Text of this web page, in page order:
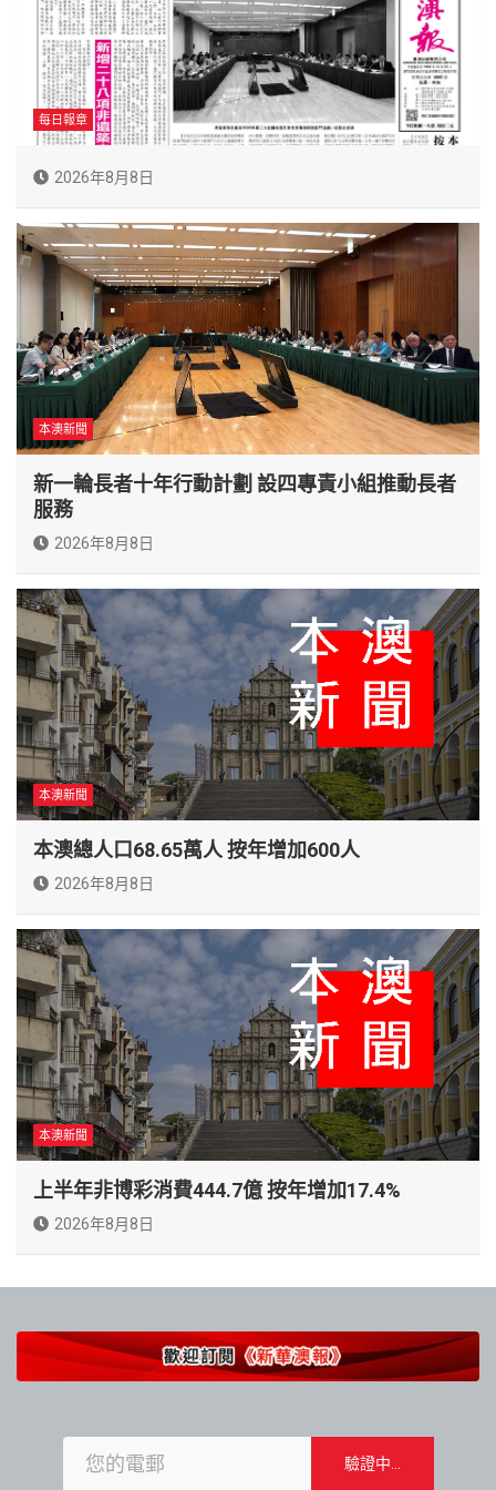
每日報章
2026年8月8日
本澳新聞
新一輪長者十年行動計劃 設四專責小組推動長者
服務
2026年8月8日
本澳新聞
本澳總人口68.65萬人 按年增加600人
2026年8月8日
本澳新聞
上半年非博彩消費444.7億 按年增加17.4%
2026年8月8日